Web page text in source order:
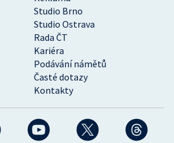
Studio Brno
Studio Ostrava
Rada ČT
Kariéra
Podávání námětů
Časté dotazy
Kontakty